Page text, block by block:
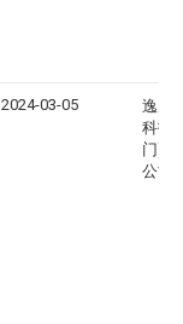
2024-03-05
逸辰
科技(
门)有
公司